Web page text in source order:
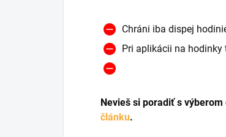
Chráni iba dispej
Pri aplikácii na hodinky
Nevieš si poradiť s výberom
článku.